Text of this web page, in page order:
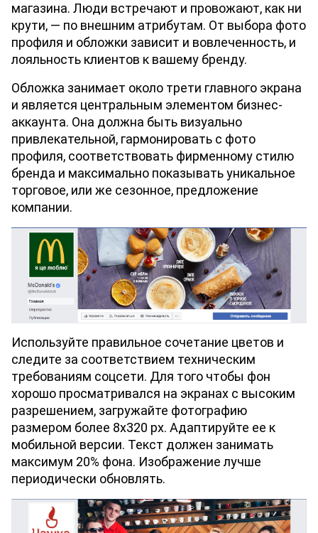
магазина. Люди встречают и провожают, как ни
крути, — по внешним атрибутам. От выбора фото
профиля и обложки зависит и вовлеченность, и
лояльность клиентов к вашему бренду.
Обложка занимает около трети главного экрана
и является центральным элементом бизнес-
аккаунта. Она должна быть визуально
привлекательной, гармонировать с фото
профиля, соответствовать фирменному стилю
бренда и максимально показывать уникальное
торговое, или же сезонное, предложение
компании.
Используйте правильное сочетание цветов и
следите за соответствием техническим
требованиям соцсети. Для того чтобы фон
хорошо просматривался на экранах с высоким
разрешением, загружайте фотографию
размером более 8x320 px. Адаптируйте ее к
мобильной версии. Текст должен занимать
максимум 20% фона. Изображение лучше
периодически обновлять.